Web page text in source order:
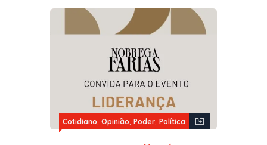
Cotidiano, Opinião, Poder, Política